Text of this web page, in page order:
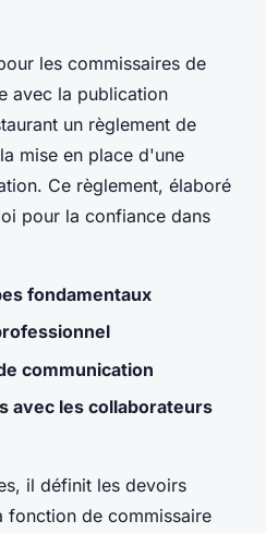
les commissaires de
avec la publication
un règlement de
mise en place d'une
Ce règlement, élaboré
pour la confiance dans
fondamentaux
communication
avec les collaborateurs
il définit les devoirs
fonction de commissaire